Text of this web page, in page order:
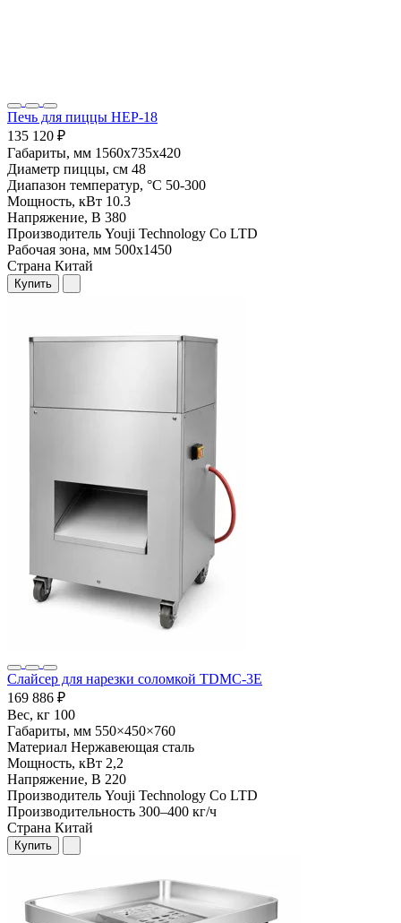
Печь для пиццы HEP-18
135 120 ₽
Габариты, мм 1560х735х420
Диаметр пиццы, см 48
Диапазон температур, °С 50-300
Мощность, кВт 10.3
Напряжение, В 380
Производитель Youji Technology Co LTD
Рабочая зона, мм 500х1450
Страна Китай
Купить
Слайсер для нарезки соломкой TDMC-3E
169 886 ₽
Вес, кг 100
Габариты, мм 550×450×760
Материал Нержавеющая сталь
Мощность, кВт 2,2
Напряжение, В 220
Производитель Youji Technology Co LTD
Производительность 300–400 кг/ч
Страна Китай
Купить